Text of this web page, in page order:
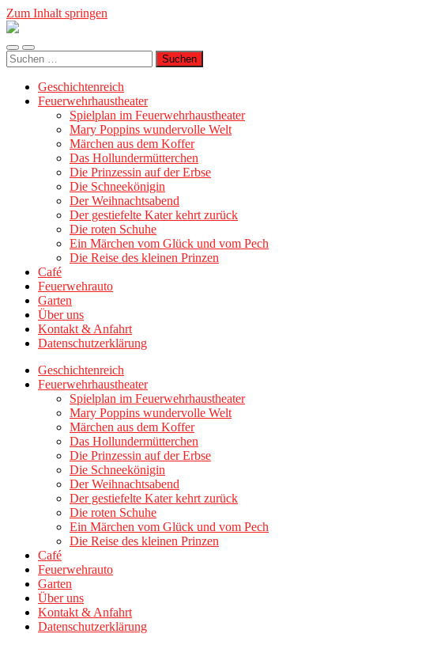
Zum Inhalt springen
Geschichtenreich
Mobile-
Menü
Suchfeld
ein-/ausblenden
Suche
nach:
Geschichtenreich
Feuerwehrhaustheater
Spielplan im Feuerwehrhaustheater
Mary Poppins wundervolle Welt
Märchen aus dem Koffer
Das Hollundermütterchen
Die Prinzessin auf der Erbse
Die Schneekönigin
Der Weihnachtsabend
Der gestiefelte Kater kehrt zurück
Die roten Schuhe
Ein Märchen vom Glück und vom Pech
Die Reise des kleinen Prinzen
Café
Feuerwehrauto
Garten
Über uns
Kontakt & Anfahrt
Datenschutzerklärung
Geschichtenreich
Feuerwehrhaustheater
Spielplan im Feuerwehrhaustheater
Mary Poppins wundervolle Welt
Märchen aus dem Koffer
Das Hollundermütterchen
Die Prinzessin auf der Erbse
Die Schneekönigin
Der Weihnachtsabend
Der gestiefelte Kater kehrt zurück
Die roten Schuhe
Ein Märchen vom Glück und vom Pech
Die Reise des kleinen Prinzen
Café
Feuerwehrauto
Garten
Über uns
Kontakt & Anfahrt
Datenschutzerklärung